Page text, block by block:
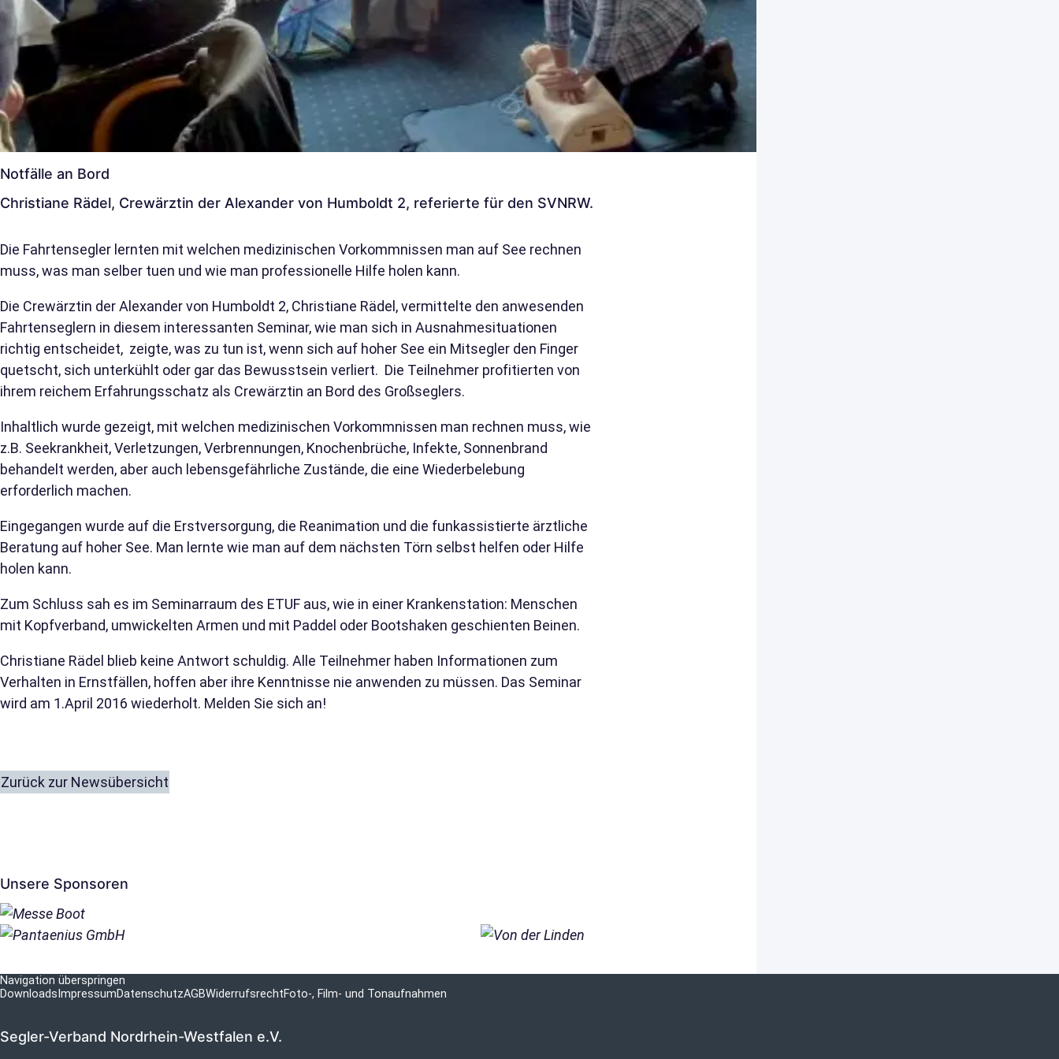
Notfälle an Bord
Christiane Rädel, Crewärztin der Alexander von Humboldt 2, referierte für den SVNRW.
Die Fahrtensegler lernten mit welchen medizinischen Vorkommnissen man auf See rechnen
muss, was man selber tuen und wie man professionelle Hilfe holen kann.
Die Crewärztin der Alexander von Humboldt 2, Christiane Rädel, vermittelte den anwesenden
Fahrtenseglern in diesem interessanten Seminar, wie man sich in Ausnahmesituationen
richtig entscheidet, zeigte, was zu tun ist, wenn sich auf hoher See ein Mitsegler den Finger
quetscht, sich unterkühlt oder gar das Bewusstsein verliert. Die Teilnehmer profitierten von
ihrem reichem Erfahrungsschatz als Crewärztin an Bord des Großseglers.
Inhaltlich wurde gezeigt, mit welchen medizinischen Vorkommnissen man rechnen muss, wie
z.B. Seekrankheit, Verletzungen, Verbrennungen, Knochenbrüche, Infekte, Sonnenbrand
behandelt werden, aber auch lebensgefährliche Zustände, die eine Wiederbelebung
erforderlich machen.
Eingegangen wurde auf die Erstversorgung, die Reanimation und die funkassistierte ärztliche
Beratung auf hoher See. Man lernte wie man auf dem nächsten Törn selbst helfen oder Hilfe
holen kann.
Zum Schluss sah es im Seminarraum des ETUF aus, wie in einer Krankenstation: Menschen
mit Kopfverband, umwickelten Armen und mit Paddel oder Bootshaken geschienten Beinen.
Christiane Rädel blieb keine Antwort schuldig. Alle Teilnehmer haben Informationen zum
Verhalten in Ernstfällen, hoffen aber ihre Kenntnisse nie anwenden zu müssen. Das Seminar
wird am 1.April 2016 wiederholt. Melden Sie sich an!
Zurück zur Newsübersicht
Unsere Sponsoren
Navigation überspringen
Downloads ImpressumDatenschutzAGBWiderrufsrechtFoto-, Film- und Tonaufnahmen
Segler-Verband Nordrhein-Westfalen e.V.